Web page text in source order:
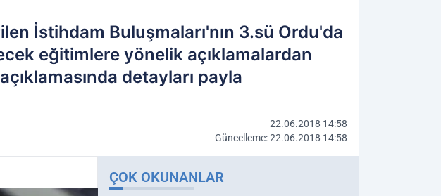
İstihdam Buluşmaları'nın 3.sü Ordu'da
eğitimlere yönelik açıklamalardan
detayları payla
22.06.2018 14:58
Güncelleme: 22.06.2018 14:58
ÇOK OKUNANLAR